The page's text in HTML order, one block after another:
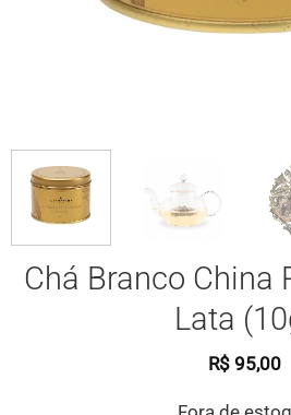
Chá Branco China
Lata
R$95,00